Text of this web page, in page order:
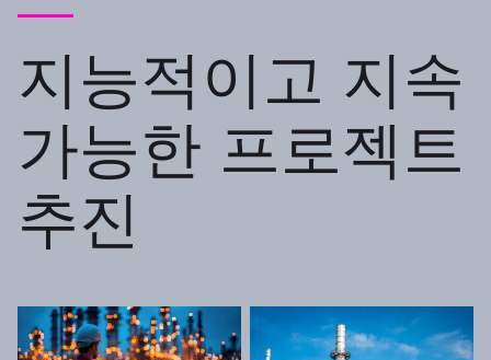
지능적이고 지속
가능한 프로젝트
추진